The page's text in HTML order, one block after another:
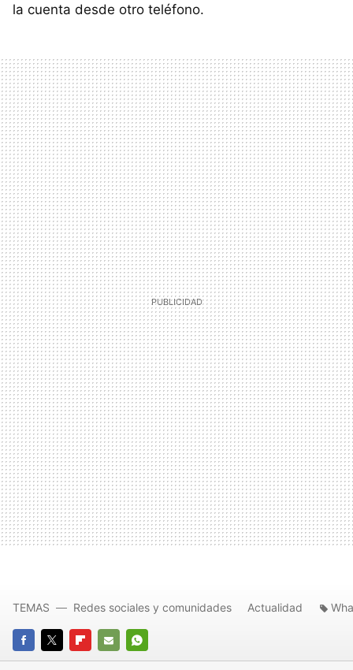
la cuenta desde otro teléfono.
FACEBOOK
TWITTERFLIPBOARD
E-
WHATSAPP
TEMAS Redes sociales y comunidades Actualidad